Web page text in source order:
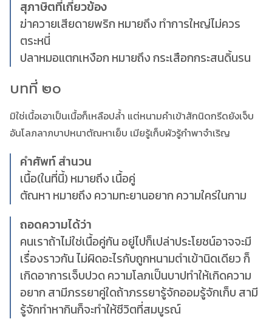
สุภาษิตที่เกี่ยวข้อง
ฆ่าควายเสียดายพริก หมายถึง ทำการใหญ่ไม่ควร
ตระหนี่
ปลาหมอแตกเหงือก หมายถึง กระเสือกกระสนดิ้นรน
บทที่ ๒๐
มิใช่เนื้อเอาเป็นเนื้อก็เหลือปล้ำ แต่หนามคำเข้าสักนิดกรีดยังเจ็บ
อันโลภลาภบาปหนาตัณหาเย็บ เมียรู้เก็บผัวรู้กำพาจำเริญ
คำศัพท์ สำนวน
เนื้อ(ในที่นี้) หมายถึง เนื้อคู่
ตัณหา หมายถึง ความทะยานอยาก ความใคร่ในกาม
ถอดความได้ว่า
คนเราถ้าไม่ใช่เนื้อคู่กัน อยู่ไปก็เปล่าประโยชน์อาจจะมี
เรื่องราวกัน ไม่ผิดอะไรกับถูกหนามตำเข้านิดเดียว ก็
เกิดอาการเจ็บปวด ความโลภเป็นบาปทำให้เกิดความ
อยาก สามีภรรยาคู่ใดถ้าภรรยารู้จักออมรู้จักเก็บ สามี
รู้จักทำหากินก็จะทำให้ชีวิตที่สมบูรณ์